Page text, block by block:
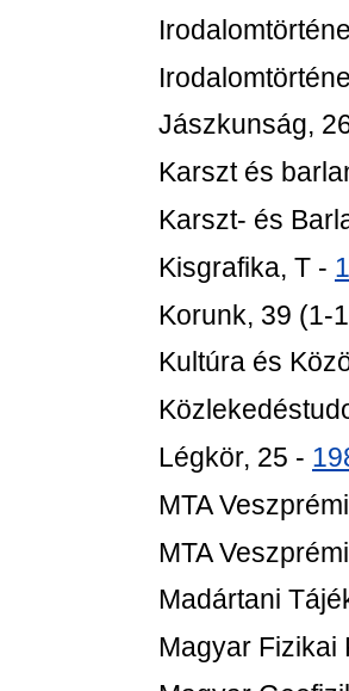
Jászkunság,
Karszt és
Karszt- és
Kisgrafika, T -
Korunk, 39 (1-
Kultúra és
Légkör, 25 -
MTA
MTA
Madártani
Magyar Fizikai